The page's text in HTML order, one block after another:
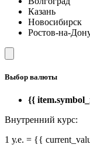
Казань
Новосибирск
Ростов-на-
Выбор валюты
{{
Внутренний курс:
1 у.е. = {{